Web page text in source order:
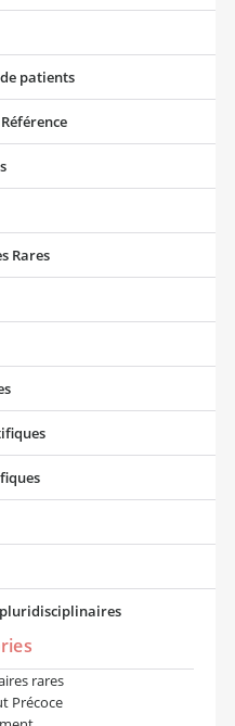
patients
Rares
pluridisciplinaires
rares
Précoce